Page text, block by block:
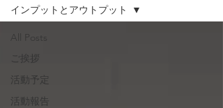
All Posts
ご挨拶
活動予定
活動報告
インプットとアウトプット